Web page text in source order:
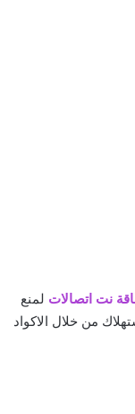
نت اتصالات لمنع
من خلال الاكواد